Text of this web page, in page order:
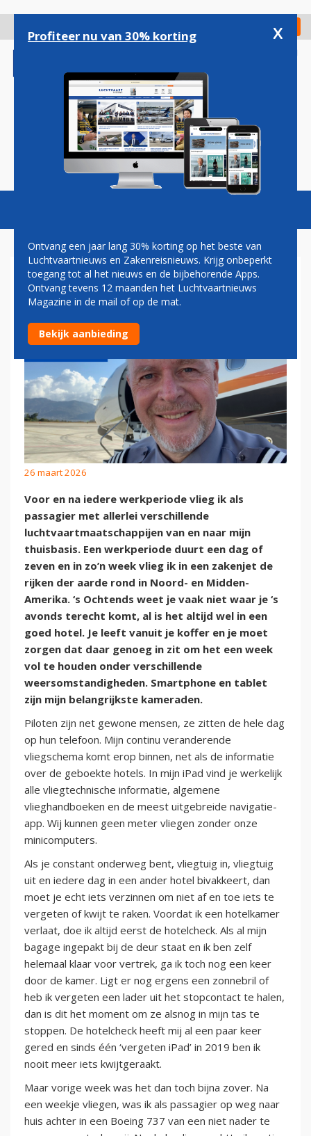
gaan
Check in
Magazine Podcasts Vacatures
FIND MY PHONE
26 maart 2026
Voor en na iedere werkperiode vlieg ik als
passagier met allerlei verschillende
luchtvaartmaatschappijen van en naar mijn
thuisbasis. Een werkperiode duurt een dag of
zeven en in zo’n week vlieg ik in een zakenjet de
rijken der aarde rond in Noord- en Midden-
Amerika. ‘s Ochtends weet je vaak niet waar je ‘s
avonds terecht komt, al is het altijd wel in een
goed hotel. Je leeft vanuit je koffer en je moet
zorgen dat daar genoeg in zit om het een week
vol te houden onder verschillende
weersomstandigheden. Smartphone en tablet
zijn mijn belangrijkste kameraden.
Piloten zijn net gewone mensen, ze zitten de hele dag
op hun telefoon. Mijn continu veranderende
vliegschema komt erop binnen, net als de informatie
over de geboekte hotels. In mijn iPad vind je werkelijk
alle vliegtechnische informatie, algemene
vlieghandboeken en de meest uitgebreide navigatie-
app. Wij kunnen geen meter vliegen zonder onze
minicomputers.
Als je constant onderweg bent, vliegtuig in, vliegtuig
uit en iedere dag in een ander hotel bivakkeert, dan
moet je echt iets verzinnen om niet af en toe iets te
vergeten of kwijt te raken. Voordat ik een hotelkamer
verlaat, doe ik altijd eerst de hotelcheck. Als al mijn
bagage ingepakt bij de deur staat en ik ben zelf
helemaal klaar voor vertrek, ga ik toch nog een keer
door de kamer. Ligt er nog ergens een zonnebril of
heb ik vergeten een lader uit het stopcontact te halen,
dan is dit het moment om ze alsnog in mijn tas te
stoppen. De hotelcheck heeft mij al een paar keer
gered en sinds één ‘vergeten iPad’ in 2019 ben ik
nooit meer iets kwijtgeraakt.
Maar vorige week was het dan toch bijna zover. Na
een weekje vliegen, was ik als passagier op weg naar
huis achter in een Boeing 737 van een niet nader te
Profiteer nu van 30% korting x
Ontvang een jaar lang 30% korting op het beste van
Luchtvaartnieuws en Zakenreisnieuws. Krijg onbeperkt
toegang tot al het nieuws en de bijbehorende Apps.
Ontvang tevens 12 maanden het Luchtvaartnieuws
Magazine in de mail of op de mat.
Bekijk aanbieding